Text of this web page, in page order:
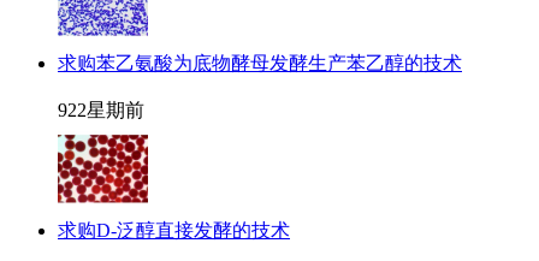
求购苯乙氨酸为底物酵母发酵生产苯乙醇的技术
922星期前
求购D-泛醇直接发酵的技术